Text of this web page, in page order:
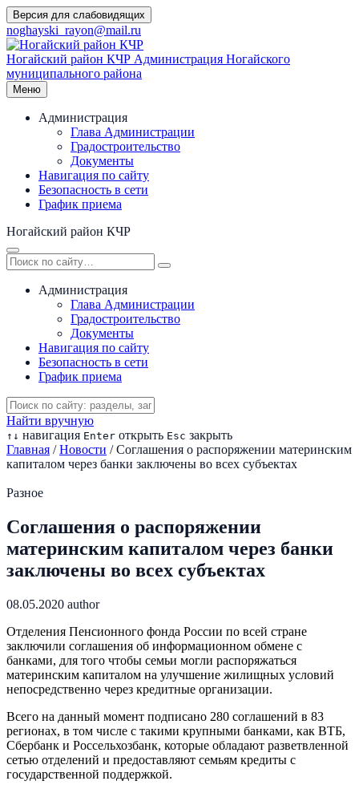
Перейти
к
содержимому
Версия для слабовидящих
noghayski_rayon@mail.ru
Ногайский район КЧР Администрация Ногайского
муниципального района
Меню
Администрация
Глава Администрации
Градостроительство
Документы
Навигация по сайту
Безопасность в сети
График приема
Ногайский район КЧР
Администрация
Глава Администрации
Градостроительство
Документы
Навигация по сайту
Безопасность в сети
График приема
Найти вручную
↑ ↓ навигация Enter открыть Esc закрыть
Главная / Новости / Соглашения о распоряжении материнским
капиталом через банки заключены во всех субъектах
Разное
Соглашения о распоряжении
материнским капиталом через банки
заключены во всех субъектах
08.05.2020 author
Отделения Пенсионного фонда России по всей стране
заключили соглашения об информационном обмене с
банками, для того чтобы семьи могли распоряжаться
материнским капиталом на улучшение жилищных условий
непосредственно через кредитные организации.
Всего на данный момент подписано 280 соглашений в 83
регионах, в том числе с такими крупными банками, как ВТБ,
Сбербанк и Россельхозбанк, которые обладают разветвленной
сетью отделений и предоставляют семьям кредиты с
государственной поддержкой.